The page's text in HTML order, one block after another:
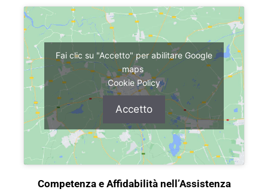
Fai clic su "Accetto" per abilitare Google
maps
Cookie Policy
Accetto
Competenza e Affidabilità nell’Assistenza